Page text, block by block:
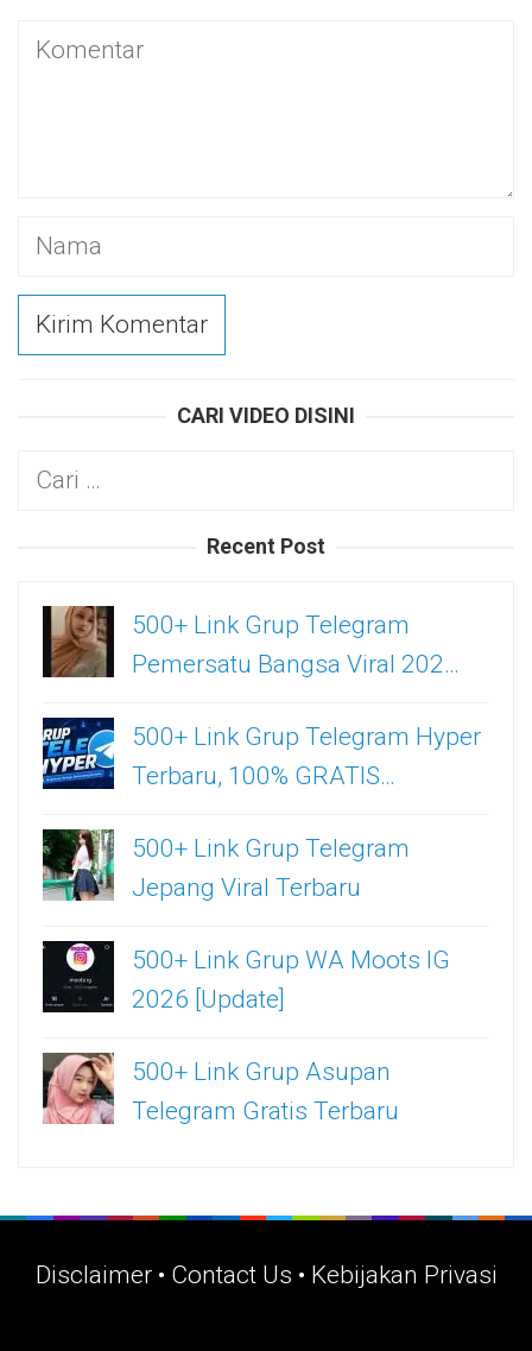
CARI VIDEO DISINI
Cari
Recent Post
500+ Link Grup Telegram
Pemersatu Bangsa Viral 202…
500+ Link Grup Telegram Hyper
Terbaru, 100% GRATIS…
500+ Link Grup Telegram
Jepang Viral Terbaru
500+ Link Grup WA Moots IG
2026 [Update]
500+ Link Grup Asupan
Telegram Gratis Terbaru
Disclaimer• Contact Us • Kebijakan Privasi